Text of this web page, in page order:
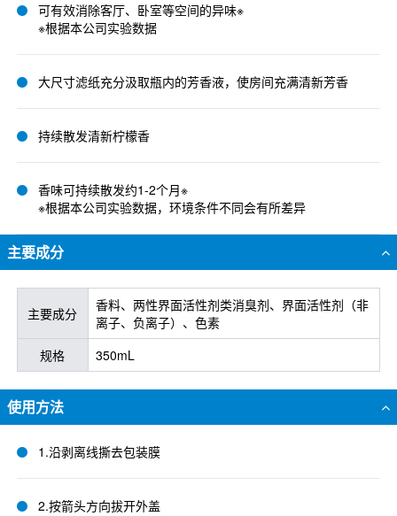
可有效消除客厅、卧室等空间的异味※
※根据本公司实验数据
大尺寸滤纸充分汲取瓶内的芳香液，使房间充满清新芳香
持续散发清新柠檬香
香味可持续散发约1-2个月※
※根据本公司实验数据，环境条件不同会有所差异
主要成分
主要成分
香料、两性界面活性剂类消臭剂、界面活性剂（非
离子、负离子）、色素
规格
350mL
使用方法
1.沿剥离线撕去包装膜
2.按箭头方向拔开外盖